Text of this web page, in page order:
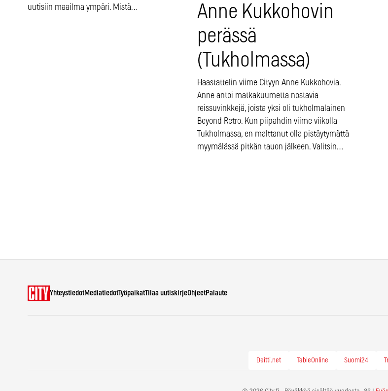
uutisiin maailma ympäri. Mistä…
Anne Kukkohovin
perässä
(Tukholmassa)
Haastattelin viime Cityyn Anne Kukkohovia.
Anne antoi matkakuumetta nostavia
reissuvinkkejä, joista yksi oli tukholmalainen
Beyond Retro. Kun piipahdin viime viikolla
Tukholmassa, en malttanut olla pistäytymättä
myymälässä pitkän tauon jälkeen. Valitsin…
YhteystiedotMediatiedotTyöpaikatTilaa uutiskirjeOhjeetPalaute
Deitti.net TableOnline Suomi24